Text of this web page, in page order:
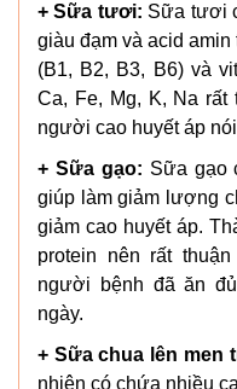
+ Sữa tươi: Sữa tươi
giàu đạm và acid
(B1, B2, B3, B6) và
Ca, Fe, Mg, K, Na rất
người cao huyết áp
+ Sữa gạo: Sữa gạo
giúp làm giảm lượng
giảm cao huyết áp.
protein nên rất
người bệnh đã ăn
ngày.
+ Sữa chua lên men
nhiên có chứa nhiều